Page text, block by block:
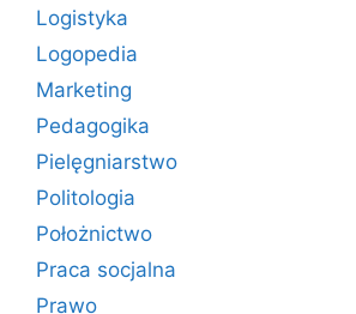
Logistyka
Logopedia
Marketing
Pedagogika
Pielęgniarstwo
Politologia
Położnictwo
Praca socjalna
Prawo